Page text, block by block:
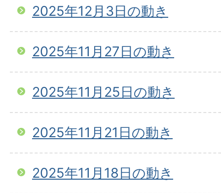
2025年12月3日の動き
2025年11月27日の動き
2025年11月25日の動き
2025年11月21日の動き
2025年11月18日の動き